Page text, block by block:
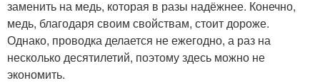
заменить на медь, которая в разы надёжнее. Конечно,
медь, благодаря своим свойствам, стоит дороже.
Однако, проводка делается не ежегодно, а раз на
несколько десятилетий, поэтому здесь можно не
экономить.